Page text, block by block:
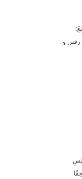
و